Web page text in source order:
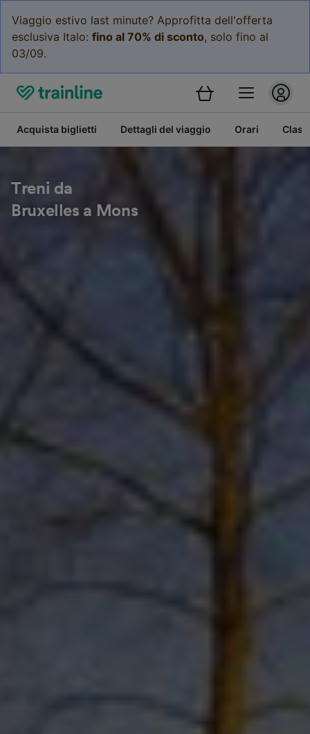
Viaggio estivo last minute? Approfitta dell'offerta
esclusiva Italo: fino al 70% di sconto, solo fino al
03/09.
Acquista biglietti Dettagli del viaggio Orari
Treni da
Bruxelles a Mons